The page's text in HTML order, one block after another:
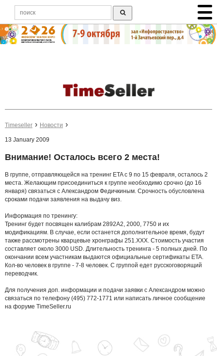
Timeseller Новости
13 January 2009
Внимание! Осталось всего 2 места!
В группе, отправляющейся на тренинг ETA с 9 по 15 февраля, осталось 2
места. Желающим присоединиться к группе необходимо срочно (до 16
января) связаться с Александром Федичкиным. Срочность обусловлена
сроками подачи заявления на выдачу виз.
Информация по тренингу:
Тренинг будет посвящен калибрам 2892А2, 2000, 7750 и их
модификациям. В случае, если останется дополнительное время, будут
также рассмотрены кварцевые хронграфы 251.ХХХ. Стоимость участия
составляет около 3000 USD. Длительность тренинга - 5 полных дней. По
окончании всем участникам выдаются официальные сертификаты ETA.
Кол-во человек в группе - 7-8 человек. С группой едет русскоговорящий
переводчик.
Для получения доп. информации и подачи заявки с Александром можно
связаться по телефону (495) 772-1771 или написать личное сообщение
на форуме TimeSeller.ru